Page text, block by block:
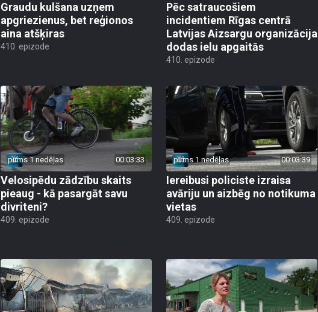
Graudu kulšana uzņem
apgriezienus, bet reģionos
aina atšķiras
410. epizode
Pēc satraucošiem
incidentiem Rīgas centrā
Latvijas Aizsargu organizācija
dodas ielu apgaitās
410. epizode
pirms 1 nedēļas 00:03:33
Velosipēdu zādzību skaits
pieaug - kā pasargāt savu
divriteni?
409. epizode
pirms 1 nedēļas 00:03:39
Iereibusi policiste izraisa
avāriju un aizbēg no notikuma
vietas
409. epizode